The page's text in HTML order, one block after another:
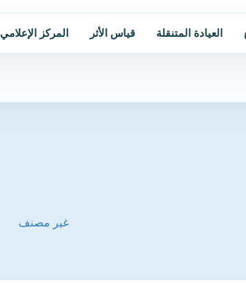
العيادة المتنقلة قياس الأثر المركز الإعلامي
غير مصنف